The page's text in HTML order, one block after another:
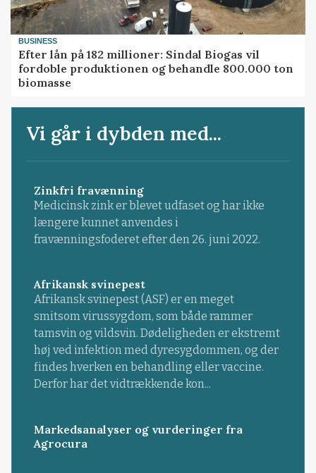
BUSINESS
Efter lån på 182 millioner: Sindal Biogas vil
fordoble produktionen og behandle 800.000 ton
biomasse
Vi går i dybden med...
Zinkfri fravænning
Medicinsk zink er blevet udfaset og har ikke
længere kunnet anvendes i
fravænningsfoderet efter den 26. juni 2022.
Afrikansk svinepest
Afrikansk svinepest (ASF) er en meget
smitsom virussygdom, som både rammer
tamsvin og vildsvin. Dødeligheden er ekstremt
høj ved infektion med dyresygdommen, og der
findes hverken en behandling eller vaccine.
Derfor har det vidtrækkende kon...
Markedsanalyser og vurderinger fra
Agrocura